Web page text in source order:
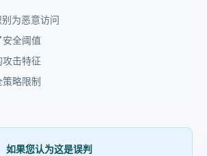
为恶意访问
全阈值
击特征
略限制
如果您认为这是误判